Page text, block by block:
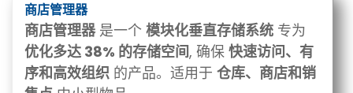
商店管理器
商店管理器是一个 模块化垂直存储系统 专为
优化多达 38% 的存储空间, 确保 快速访问、有
序和高效组织 的产品。适用于 仓库、商店和销